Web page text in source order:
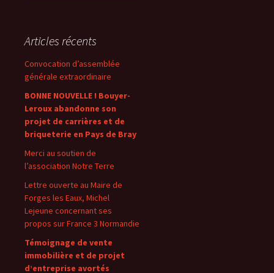
Articles récents
Convocation d’assemblée
générale extraordinaire
BONNE NOUVELLE ! Bouyer-
Leroux abandonne son
projet de carrières et de
briqueterie en Pays de Bray
Merci au soutien de
l’association Notre Terre
Lettre ouverte au Maire de
Forges les Eaux, Michel
Lejeune concernant ses
propos sur France 3 Normandie
Témoignage de vente
immobilière et de projet
d’entreprise avortés